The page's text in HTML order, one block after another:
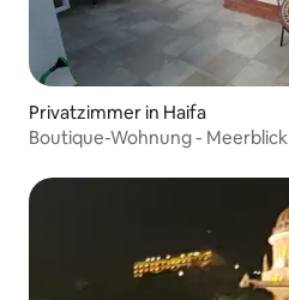
Privatzimmer in Haifa
Boutique-Wohnung - Meerblick